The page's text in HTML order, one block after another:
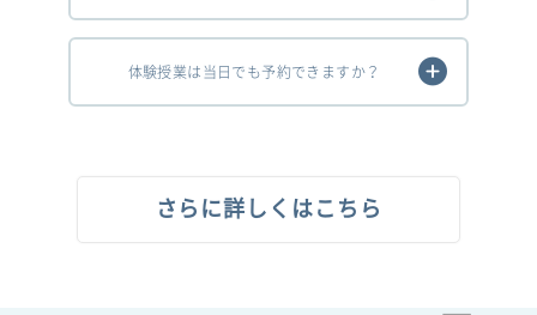
体験授業は当日でも予約できますか？
さらに詳しくはこちら